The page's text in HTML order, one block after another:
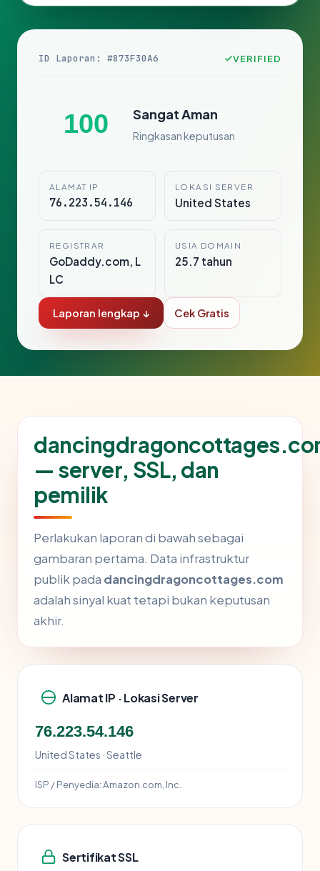
ID Laporan: #873F30A6 VERIFIED
100 Sangat Aman
Ringkasan keputusan
ALAMAT IP
76.223.54.146
LOKASI SERVER
United States
REGISTRAR
GoDaddy.com, L
LC
USIA DOMAIN
25.7 tahun
Laporan lengkap ↓ Cek Gratis
— server, SSL, dan
pemilik
Perlakukan laporan di bawah sebagai
gambaran pertama. Data infrastruktur
publik pada dancingdragoncottages.com
adalah sinyal kuat tetapi bukan keputusan
akhir.
Alamat IP · Lokasi Server
76.223.54.146
United States · Seattle
ISP / Penyedia:Amazon.com, Inc.
Sertifikat SSL